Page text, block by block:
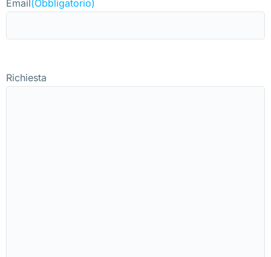
Email(Obbligatorio)
Richiesta